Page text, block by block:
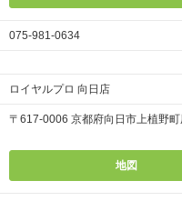
075-981-0634
ロイヤルプロ 向日店
〒617-0006 京都府向日市上植野
地図